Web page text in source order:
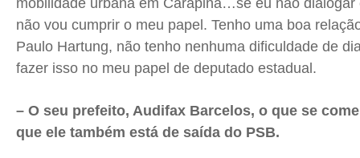
mobilidade urbana em Carapina…se eu não dialogar
não vou cumprir o meu papel. Tenho uma boa
Paulo Hartung, não tenho nenhuma dificuldade de
fazer isso no meu papel de deputado estadual.
– O seu prefeito, Audifax Barcelos, o que se
que ele também está de saída do PSB.